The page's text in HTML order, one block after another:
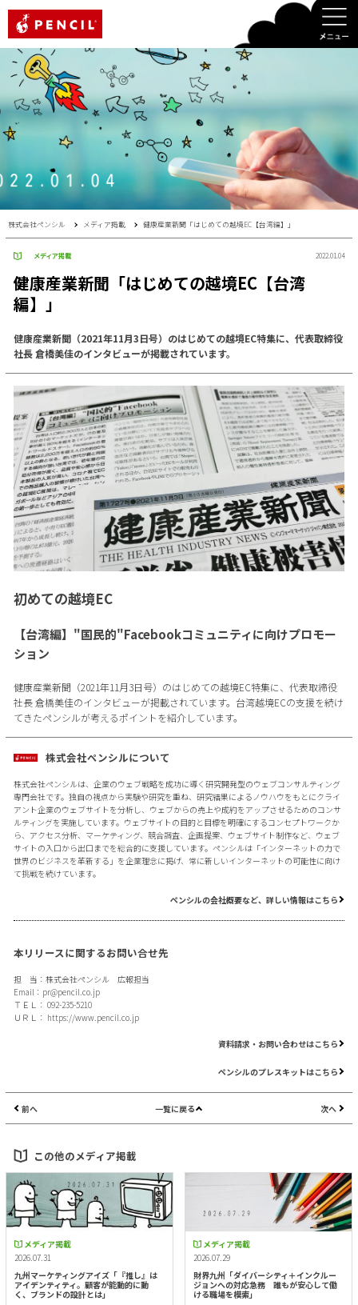
株式会社ペンシル メディア掲載 健康産業新聞「はじめての越境EC【台湾編】」
メディア掲載 2022.01.04
健康産業新聞「はじめての越境EC【台湾
編】」
健康産業新聞（2021年11月3日号）のはじめての越境EC特集に、代表取締役
社長 倉橋美佳のインタビューが掲載されています。
初めての越境EC
【台湾編】"国民的"Facebookコミュニティに向けプロモー
ション
健康産業新聞（2021年11月3日号）のはじめての越境EC特集に、代表取締役
社長 倉橋美佳のインタビューが掲載されています。台湾越境ECの支援を続け
てきたペンシルが考えるポイントを紹介しています。
株式会社ペンシルについて
株式会社ペンシルは、企業のウェブ戦略を成功に導く研究開発型のウェブコンサルティング
専門会社です。独自の視点から実験や研究を重ね、研究結果によるノウハウをもとにクライ
アント企業のウェブサイトを分析し、ウェブからの売上や成約をアップさせるためのコンサ
ルティングを実施しています。ウェブサイトの目的と目標を明確にするコンセプトワークか
ら、アクセス分析、マーケティング、競合調査、企画提案、ウェブサイト制作など、ウェブ
サイトの入口から出口までを総合的に支援しています。ペンシルは「インターネットの力で
世界のビジネスを革新する」を企業理念に掲げ、常に新しいインターネットの可能性に向け
て挑戦を続けています。
ペンシルの会社概要など、詳しい情報はこちら
本リリースに関するお問い合せ先
担 当：株式会社ペンシル 広報担当
Email： pr@pencil.co.jp
ＴＥＬ： 092-235-5210
ＵＲＬ： https://www.pencil.co.jp
資料請求・お問い合わせはこちら
ペンシルのプレスキットはこちら
前へ 一覧に戻る 次へ
この他のメディア掲載
メディア掲載
2026.07.31
九州マーケティングアイズ「『推し』は
アイデンティティ。顧客が能動的に動
く、ブランドの設計とは」
メディア掲載
2026.07.29
財界九州「ダイバーシティ＋インクルー
ジョンへの対応急務 誰もが安心して働
ける職場を模索」